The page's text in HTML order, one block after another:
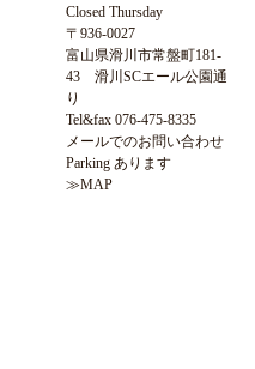
Closed Thursday
〒936-0027
富山県滑川市常盤町181-
43 滑川SCエール公園通
り
Tel&fax 076-475-8335
メールでのお問い合わせ
Parking あります
≫MAP